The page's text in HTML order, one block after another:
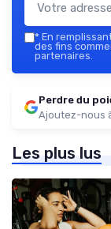
* En
des fins
partenaires.
Perdre du
Ajoutez-nous
Les plus lus